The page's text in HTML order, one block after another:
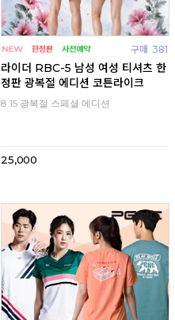
구매 381
라이더 RBC-5 남성 여성 티셔츠 한
정판 광복절 에디션 코튼라이크
8.15 광복절 스페셜 에디션
25,000